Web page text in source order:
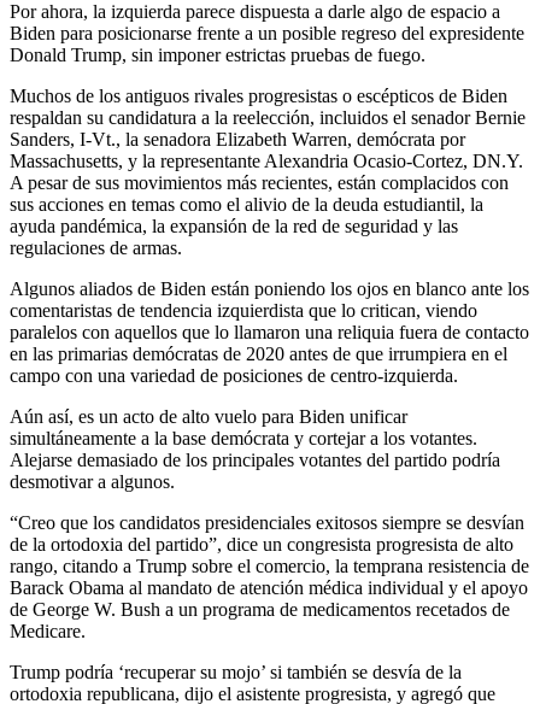
Por ahora, la izquierda parece dispuesta a darle algo de espacio a
Biden para posicionarse frente a un posible regreso del expresidente
Donald Trump, sin imponer estrictas pruebas de fuego.
Muchos de los antiguos rivales progresistas o escépticos de Biden
respaldan su candidatura a la reelección, incluidos el senador Bernie
Sanders, I-Vt., la senadora Elizabeth Warren, demócrata por
Massachusetts, y la representante Alexandria Ocasio-Cortez, DN.Y.
A pesar de sus movimientos más recientes, están complacidos con
sus acciones en temas como el alivio de la deuda estudiantil, la
ayuda pandémica, la expansión de la red de seguridad y las
regulaciones de armas.
Algunos aliados de Biden están poniendo los ojos en blanco ante los
comentaristas de tendencia izquierdista que lo critican, viendo
paralelos con aquellos que lo llamaron una reliquia fuera de contacto
en las primarias demócratas de 2020 antes de que irrumpiera en el
campo con una variedad de posiciones de centro-izquierda.
Aún así, es un acto de alto vuelo para Biden unificar
simultáneamente a la base demócrata y cortejar a los votantes.
Alejarse demasiado de los principales votantes del partido podría
desmotivar a algunos.
“Creo que los candidatos presidenciales exitosos siempre se desvían
de la ortodoxia del partido”, dice un congresista progresista de alto
rango, citando a Trump sobre el comercio, la temprana resistencia de
Barack Obama al mandato de atención médica individual y el apoyo
de George W. Bush a un programa de medicamentos recetados de
Medicare.
Trump podría ‘recuperar su mojo’ si también se desvía de la
ortodoxia republicana, dijo el asistente progresista, y agregó que